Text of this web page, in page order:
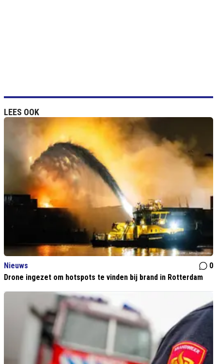
LEES OOK
Nieuws
0
Drone ingezet om hotspots te vinden bij brand in Rotterdam